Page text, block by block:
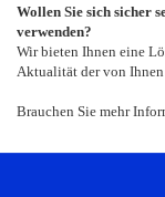
Wollen Sie sich sicher
verwenden?
Wir bieten Ihnen eine
Aktualität der von Ihnen
Brauchen Sie mehr